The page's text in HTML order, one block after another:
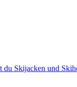
du Skijacken und